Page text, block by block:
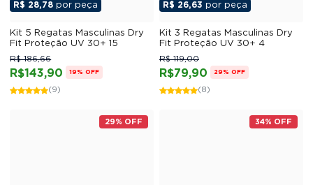
R$ 28,78 por peça
Kit 5 Regatas Masculinas Dry
Fit Proteção UV 30+ 15
R$143,90
R$ 186,66
19% OFF
(9)
R$ 26,63 por peça
Kit 3 Regatas Masculinas Dry
Fit Proteção UV 30+ 4
R$79,90
R$ 119,00
29% OFF
(8)
29% OFF 34% OFF